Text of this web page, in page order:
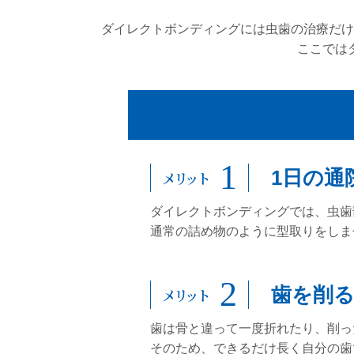
ダイレクトボンディングには虫歯の治療だ
ここでは
1日の通
ダイレクトボンディングでは、虫
通常の詰め物のように型取りをし
歯を削
歯は骨と違って一度折れたり、削
そのため、できるだけ長く自分の